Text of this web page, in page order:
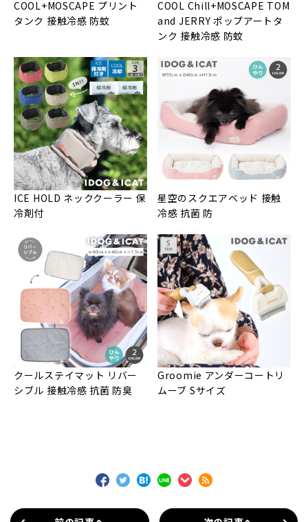
COOL+MOSCAPE プリント
タンク 接触冷感 防蚊
COOL Chill+MOSCAPE TOM
and JERRY ポップアートタ
ンク 接触冷感 防蚊
ICE HOLD ネッククーラー 保
冷剤付
星空のスクエアベッド 接触
冷感 抗菌 防
クールステイマット リバー
シブル 接触冷感 抗菌 防臭
Groomie アンダーコートリ
ムーブ Sサイズ